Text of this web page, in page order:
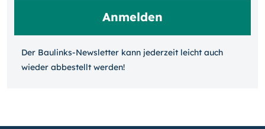
Der Baulinks-Newsletter kann jeder­zeit leicht auch
wieder ab­bestellt werden!